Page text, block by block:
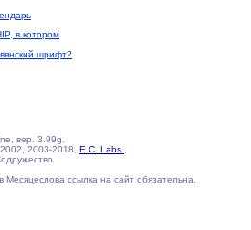
в котором
шрифт?
вер. 3.99g.
2003-2018, E.C. Labs.
ссылка на сайт обязательна.